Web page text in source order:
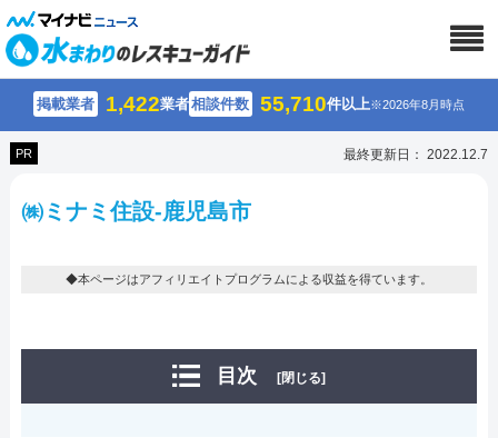
掲載業者 1,422業者相談件数 55,710件以上※2026年8月時点
PR 最終更新日： 2022.12.7
㈱ミナミ住設-鹿児島市
◆本ページはアフィリエイトプログラムによる収益を得ています。
目次 [閉じる]